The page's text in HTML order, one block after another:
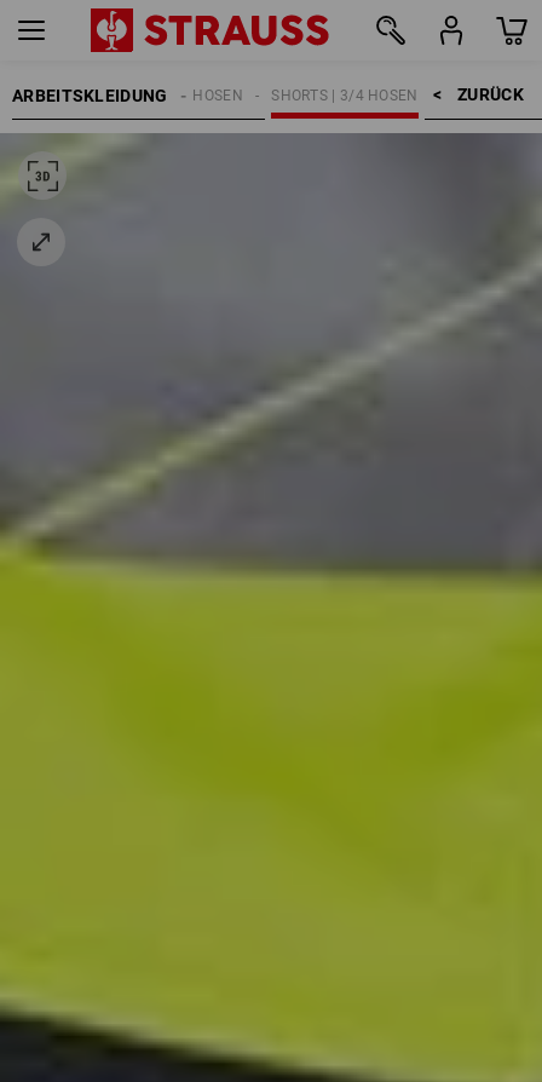
ARBEITSKLEIDUNG ZURÜCK    >
SHORTS | 3/4 HOSEN
ARBEITSHOSEN
HERREN